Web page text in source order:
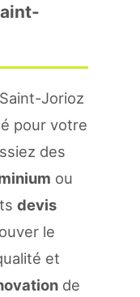
Jorioz
pour votre
des
ou
devis
le
et
de